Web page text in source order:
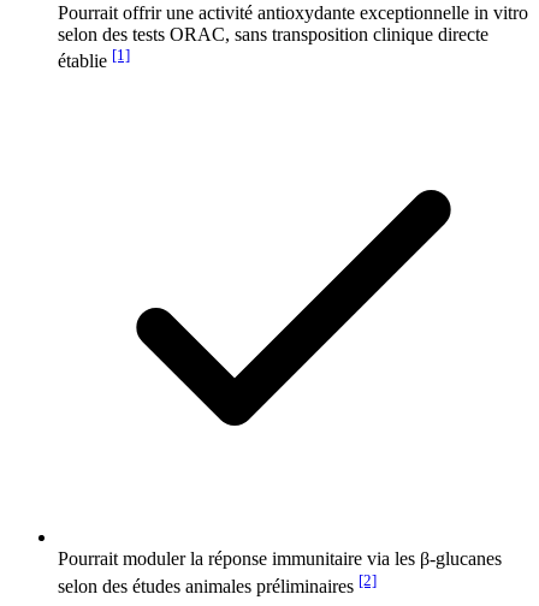
Pourrait offrir une activité antioxydante exceptionnelle in vitro
selon des tests ORAC, sans transposition clinique directe
établie [1]
Pourrait moduler la réponse immunitaire via les β-glucanes
selon des études animales préliminaires [2]